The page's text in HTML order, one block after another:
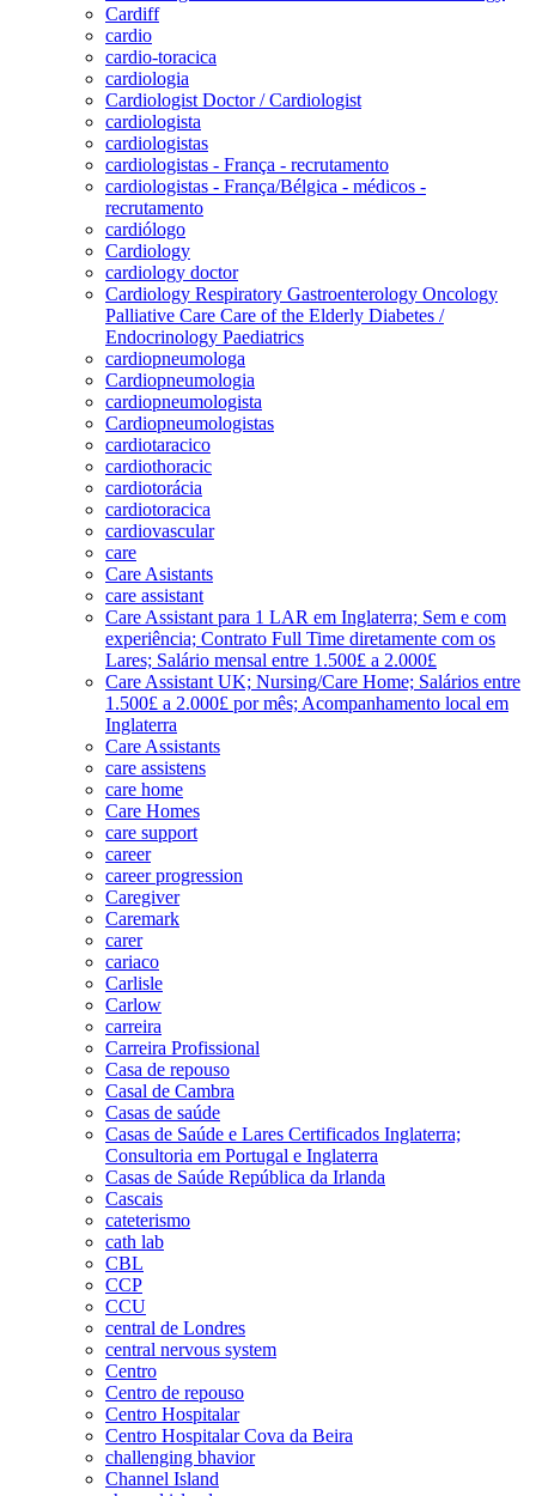
Cardiff
cardio
cardio-toracica
cardiologia
Cardiologist Doctor / Cardiologist
cardiologista
cardiologistas
cardiologistas - França - recrutamento
cardiologistas - França/Bélgica - médicos -
recrutamento
cardiólogo
Cardiology
cardiology doctor
Cardiology Respiratory Gastroenterology Oncology
Palliative Care Care of the Elderly Diabetes /
Endocrinology Paediatrics
cardiopneumologa
Cardiopneumologia
cardiopneumologista
Cardiopneumologistas
cardiotaracico
cardiothoracic
cardiotorácia
cardiotoracica
cardiovascular
care
Care Asistants
care assistant
Care Assistant para 1 LAR em Inglaterra; Sem e com
experiência; Contrato Full Time diretamente com os
Lares; Salário mensal entre 1.500£ a 2.000£
Care Assistant UK; Nursing/Care Home; Salários entre
1.500£ a 2.000£ por mês; Acompanhamento local em
Inglaterra
Care Assistants
care assistens
care home
Care Homes
care support
career
career progression
Caregiver
Caremark
carer
cariaco
Carlisle
Carlow
carreira
Carreira Profissional
Casa de repouso
Casal de Cambra
Casas de saúde
Casas de Saúde e Lares Certificados Inglaterra;
Consultoria em Portugal e Inglaterra
Casas de Saúde República da Irlanda
Cascais
cateterismo
cath lab
CBL
CCP
CCU
central de Londres
central nervous system
Centro
Centro de repouso
Centro Hospitalar
Centro Hospitalar Cova da Beira
challenging bhavior
Channel Island